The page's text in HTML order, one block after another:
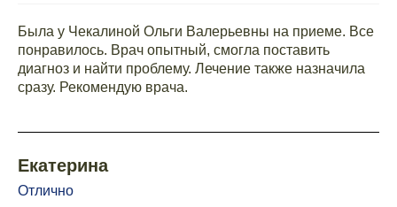
Была у Чекалиной Ольги Валерьевны на приеме. Все
понравилось. Врач опытный, смогла поставить
диагноз и найти проблему. Лечение также назначила
сразу. Рекомендую врача.
Екатерина
Отлично